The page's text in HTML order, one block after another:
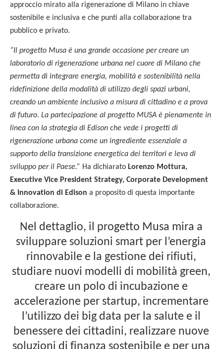
approccio mirato alla rigenerazione di Milano in chiave
sostenibile e inclusiva e che punti alla collaborazione tra
pubblico e privato.
“Il progetto Musa è una grande occasione per creare un
laboratorio di rigenerazione urbana nel cuore di Milano che
permetta di integrare energia, mobilità e sostenibilità nella
ridefinizione della modalità di utilizzo degli spazi urbani,
creando un ambiente inclusivo a misura di cittadino e a prova
di futuro. La partecipazione al progetto MUSA è pienamente in
linea con la strategia di Edison che vede i progetti di
rigenerazione urbana come un ingrediente essenziale a
supporto della transizione energetica dei territori e leva di
sviluppo per il Paese.” Ha dichiarato Lorenzo Mottura,
Executive Vice President Strategy, Corporate Development
& Innovation di Edison a proposito di questa importante
collaborazione.
Nel dettaglio, il progetto Musa mira a
sviluppare soluzioni smart per l’energia
rinnovabile e la gestione dei rifiuti,
studiare nuovi modelli di mobilità green,
creare un polo di incubazione e
accelerazione per startup, incrementare
l’utilizzo dei big data per la salute e il
benessere dei cittadini, realizzare nuove
soluzioni di finanza sostenibile e per una